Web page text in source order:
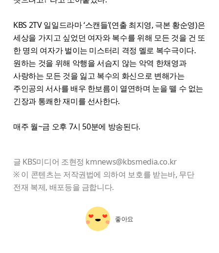
KBS 2TV 일일드라마 ‘스캔들’(연출 최지영, 극본 황순영)은
세상을 가지고 싶었던 여자와 복수를 위해 모든 것을 건 또
한 명의 여자가 벌이는 미스터리 격정 멜로 복수극이다.
원하는 것을 위해 악행을 서슴지 않는 악역 한채영과
사랑하는 모든 것을 잃고 복수의 화신으로 변해가는
주인공의 서사를 배우 한보름이 열연하며 눈을 뗄 수 없는
긴장과 통쾌한 재미를 선사한다.
매주 월~금 오후 7시 50분에 방송된다.
글 KBS미디어 조현정 kmnews@kbsmedia.co.kr
※ 이 콘텐츠는 저작권법에 의하여 보호를 받는바, 무단
전재 복제, 배포등을 금합니다.
좋아요